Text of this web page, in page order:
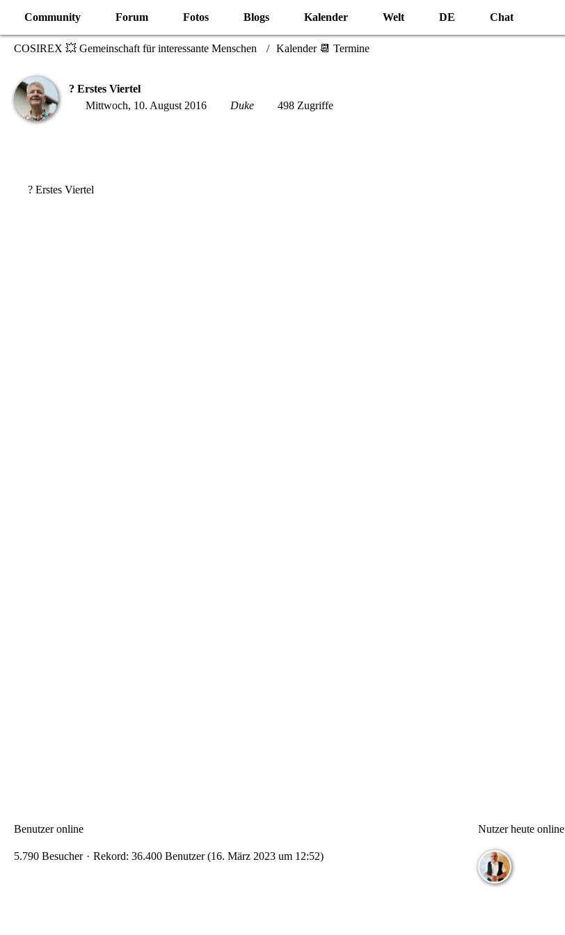
Community Forum Fotos Blogs Kalender Welt DE Chat
COSIREX 💥 Gemeinschaft für interessante Menschen Kalender 📆 Termine
? Erstes Viertel
Mittwoch, 10. August 2016
Duke 498 Zugriffe
? Erstes Viertel
Benutzer online
5.790 Besucher Rekord: 36.400 Benutzer (16. März 2023 um 12:52)
Nutzer heute online